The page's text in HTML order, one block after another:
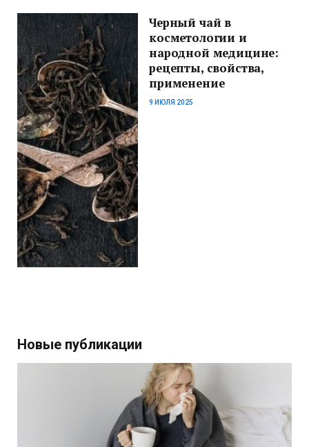
Черный чай в
косметологии и
народной медицине:
рецепты, свойства,
применение
9 ИЮЛЯ 2025
Новые публикации